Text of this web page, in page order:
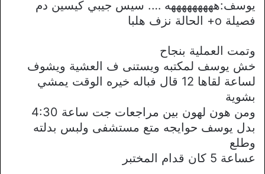
يوسف:هههههههههه …. سيس جيبي كيسين دم
فصيلة o+ الحالة نزف هلبا
وتمت العملية بنجاح
خش يوسف لمكتبه ويستنى ف العشية ويشوف
لساعة لقاها 12 قال فباله خيره الوقت يمشي
بشوية
ومن هون لهون بين مراجعات جت ساعة 4:30
بدل يوسف حوايجه متع مستشفى ولبس بدلته
وطلع
عساعة 5 كان قدام المختبر